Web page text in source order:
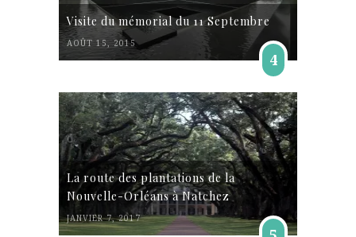
Visite du mémorial du 11 Septembre
AOÛT 15, 2015
4
La route des plantations de la
Nouvelle-Orléans à Natchez
JANVIER 7, 2017